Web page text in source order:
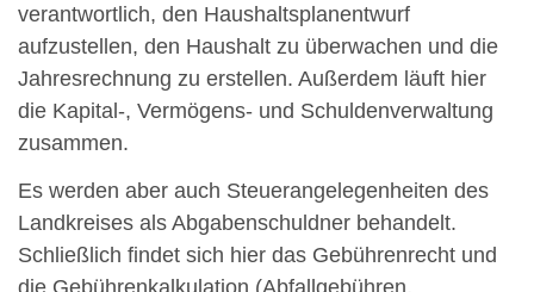
verantwortlich, den Haushaltsplanentwurf
aufzustellen, den Haushalt zu überwachen und die
Jahresrechnung zu erstellen. Außerdem läuft hier
die Kapital-, Vermögens- und Schuldenverwaltung
zusammen.
Es werden aber auch Steuerangelegenheiten des
Landkreises als Abgabenschuldner behandelt.
Schließlich findet sich hier das Gebührenrecht und